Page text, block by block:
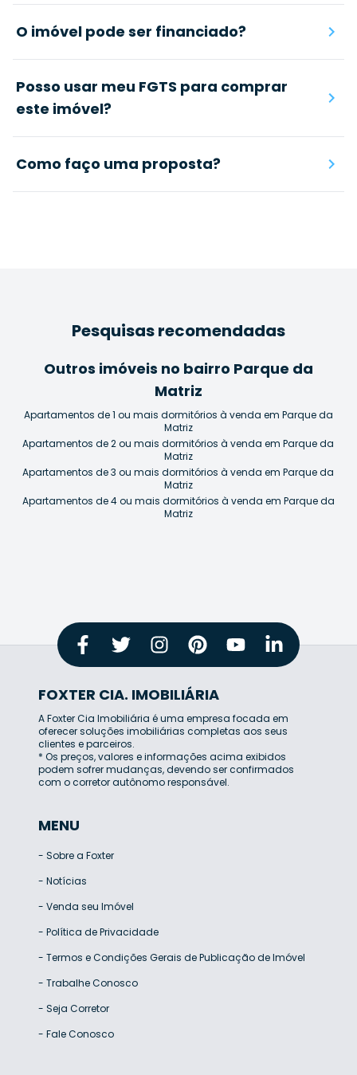
O imóvel pode ser financiado?
Posso usar meu FGTS para comprar
este imóvel?
Como faço uma proposta?
Pesquisas recomendadas
Outros imóveis no bairro Parque da
Matriz
Apartamentos de 1 ou mais dormitórios à venda em Parque da
Matriz
Apartamentos de 2 ou mais dormitórios à venda em Parque da
Matriz
Apartamentos de 3 ou mais dormitórios à venda em Parque da
Matriz
Apartamentos de 4 ou mais dormitórios à venda em Parque da
Matriz
FOXTER CIA. IMOBILIÁRIA
A Foxter Cia Imobiliária é uma empresa focada em
oferecer soluções imobiliárias completas aos seus
clientes e parceiros.
* Os preços, valores e informações acima exibidos
podem sofrer mudanças, devendo ser confirmados
com o corretor autônomo responsável.
MENU
- Sobre a Foxter
- Notícias
- Venda seu Imóvel
- Política de Privacidade
- Termos e Condições Gerais de Publicação de Imóvel
- Trabalhe Conosco
- Seja Corretor
- Fale Conosco